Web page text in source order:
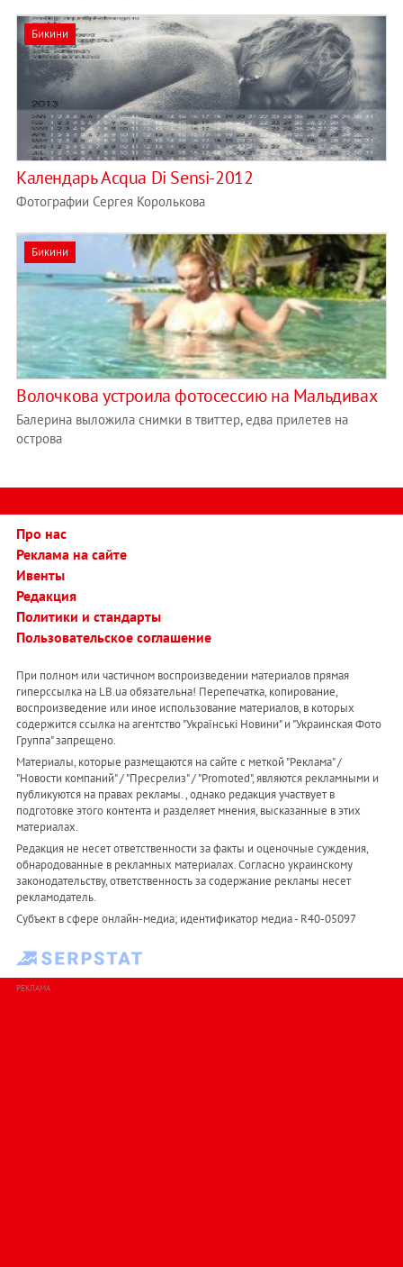
Бикини
Календарь Acqua Di Sensi-2012
Фотографии Сергея Королькова
Бикини
Волочкова устроила фотосессию на Мальдивах
Балерина выложила снимки в твиттер, едва прилетев на
острова
Про нас
Реклама на сайте
Ивенты
Редакция
Политики и стандарты
Пользовательское соглашение
При полном или частичном воспроизведении материалов прямая
гиперссылка на LB.ua обязательна! Перепечатка, копирование,
воспроизведение или иное использование материалов, в которых
содержится ссылка на агентство "Українськi Новини" и "Украинская Фото
Группа" запрещено.
Материалы, которые размещаются на сайте с меткой "Реклама" /
"Новости компаний" / "Пресрелиз" / "Promoted", являются рекламными и
публикуются на правах рекламы. , однако редакция участвует в
подготовке этого контента и разделяет мнения, высказанные в этих
материалах.
Редакция не несет ответственности за факты и оценочные суждения,
обнародованные в рекламных материалах. Согласно украинскому
законодательству, ответственность за содержание рекламы несет
рекламодатель.
Субъект в сфере онлайн-медиа; идентификатор медиа - R40-05097
РЕКЛАМА